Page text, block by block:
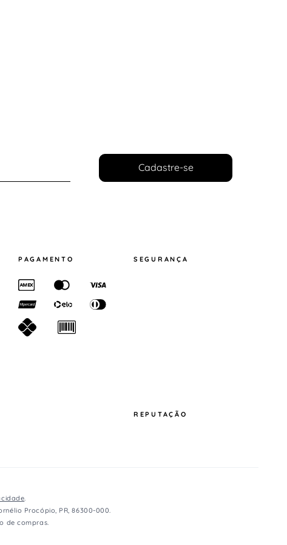
Cadastre-se
PAGAMENTO SEGURANÇA
REPUTAÇÃO
.
Procópio, PR, 86300-000.
de compras.